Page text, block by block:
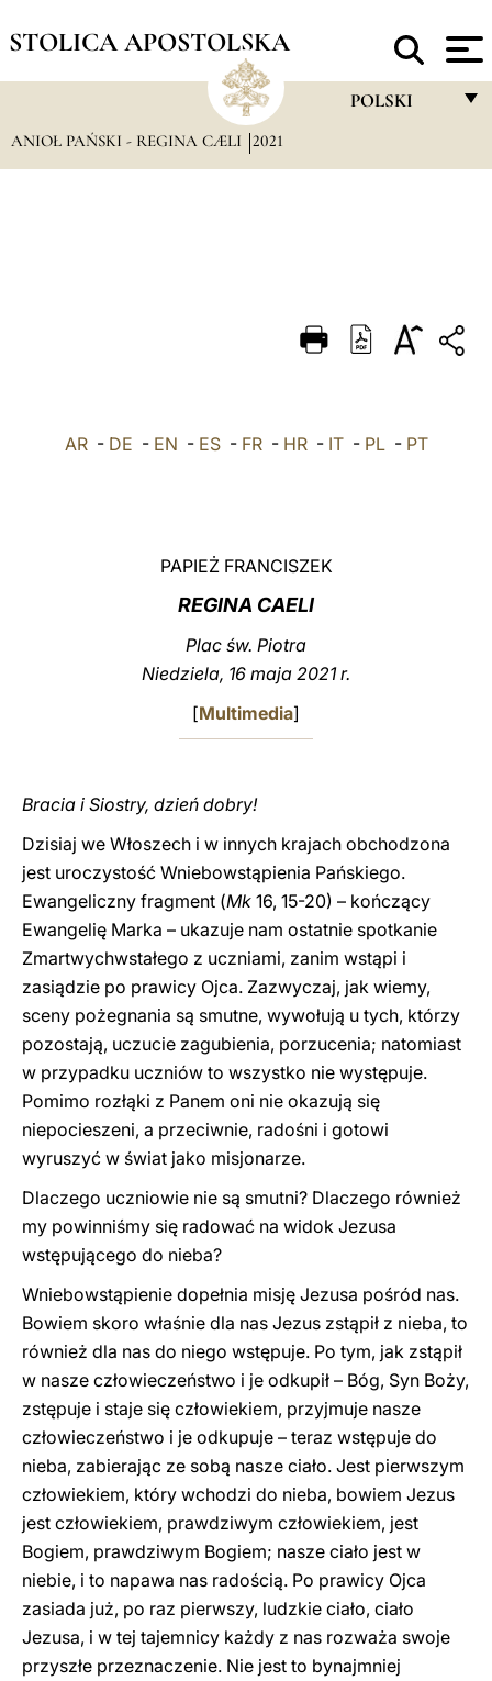
STOLICA APOSTOLSKA
POLSKI
DEUTSCH
العربيّة
ANIOŁ PAŃSKI - REGINA CÆLI 2021
AR- DE - EN - ES- FR- HR- IT- PL- PT
PAPIEŻ FRANCISZEK
REGINA CAELI
Plac św. Piotra
Niedziela, 16 maja 2021 r.
[Multimedia]
Bracia i Siostry, dzień dobry!
Dzisiaj we Włoszech i w innych krajach obchodzona
jest uroczystość Wniebowstąpienia Pańskiego.
Ewangeliczny fragment (Mk 16, 15-20) – kończący
Ewangelię Marka – ukazuje nam ostatnie spotkanie
Zmartwychwstałego z uczniami, zanim wstąpi i
zasiądzie po prawicy Ojca. Zazwyczaj, jak wiemy,
sceny pożegnania są smutne, wywołują u tych, którzy
pozostają, uczucie zagubienia, porzucenia; natomiast
w przypadku uczniów to wszystko nie występuje.
Pomimo rozłąki z Panem oni nie okazują się
niepocieszeni, a przeciwnie, radośni i gotowi
wyruszyć w świat jako misjonarze.
Dlaczego uczniowie nie są smutni? Dlaczego również
my powinniśmy się radować na widok Jezusa
wstępującego do nieba?
Wniebowstąpienie dopełnia misję Jezusa pośród nas.
Bowiem skoro właśnie dla nas Jezus zstąpił z nieba, to
również dla nas do niego wstępuje. Po tym, jak zstąpił
w nasze człowieczeństwo i je odkupił – Bóg, Syn Boży,
zstępuje i staje się człowiekiem, przyjmuje nasze
człowieczeństwo i je odkupuje – teraz wstępuje do
nieba, zabierając ze sobą nasze ciało. Jest pierwszym
człowiekiem, który wchodzi do nieba, bowiem Jezus
jest człowiekiem, prawdziwym człowiekiem, jest
Bogiem, prawdziwym Bogiem; nasze ciało jest w
niebie, i to napawa nas radością. Po prawicy Ojca
zasiada już, po raz pierwszy, ludzkie ciało, ciało
Jezusa, i w tej tajemnicy każdy z nas rozważa swoje
przyszłe przeznaczenie. Nie jest to bynajmniej